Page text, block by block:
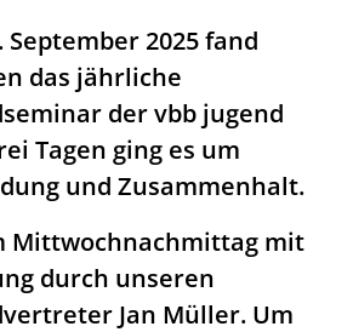
September 2025 fand
das jährliche
der vbb jugend
Tagen ging es um
und Zusammenhalt.
Mittwochnachmittag mit
durch unseren
Jan Müller. Um